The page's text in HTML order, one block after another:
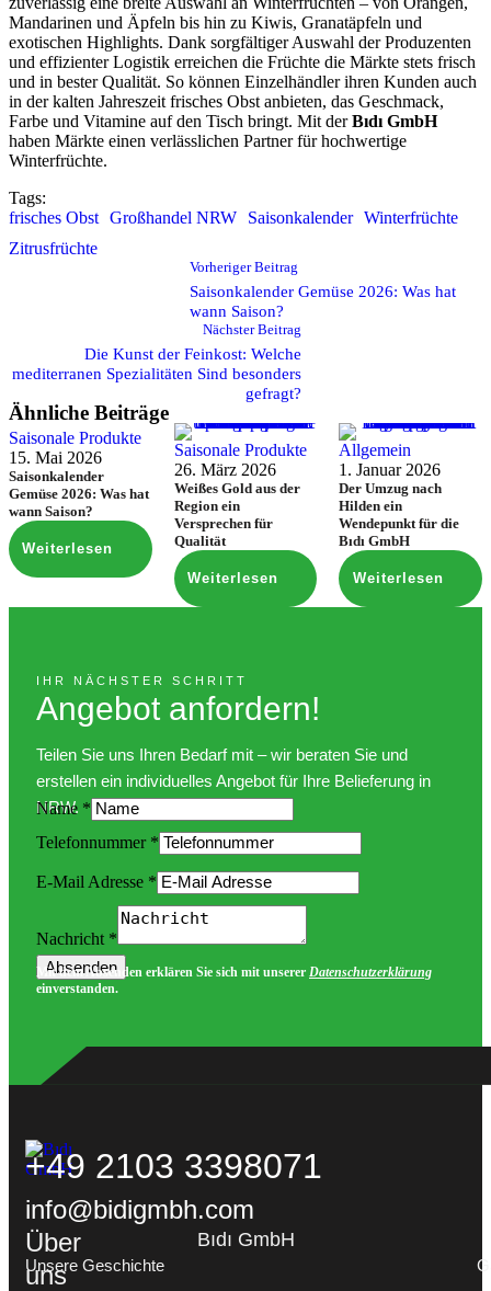
Mandarinen und Äpfeln bis hin zu Kiwis, Granatäpfeln und
exotischen Highlights. Dank sorgfältiger Auswahl der Produzenten
und effizienter Logistik erreichen die Früchte die Märkte stets frisch
und in bester Qualität. So können Einzelhändler ihren Kunden auch
in der kalten Jahreszeit frisches Obst anbieten, das Geschmack,
Farbe und Vitamine auf den Tisch bringt. Mit derBıdı GmbH
haben Märkte einen verlässlichen Partner für hochwertige
Winterfrüchte.
Tags:
frisches Obst Großhandel NRW Saisonkalender Winterfrüchte
Zitrusfrüchte
Vorheriger Beitrag
Saisonkalender Gemüse 2026: Was hat
wann Saison?
Nächster Beitrag
Die Kunst der Feinkost: Welche
mediterranen Spezialitäten Sind besonders
gefragt?
Ähnliche Beiträge
Saisonale Produkte
15. Mai 2026
Saisonkalender
Gemüse 2026: Was hat
wann Saison?
Weiterlesen
Saisonale Produkte
26. März 2026
Weißes Gold aus der
Region ein
Versprechen für
Qualität
Weiterlesen
Allgemein
1. Januar 2026
Der Umzug nach
Hilden ein
Wendepunkt für die
Bıdı GmbH
Weiterlesen
IHR NÄCHSTER SCHRITT
Angebot anfordern!
Teilen Sie uns Ihren Bedarf mit – wir beraten Sie und
erstellen ein individuelles Angebot für Ihre Belieferung in
NRW.
Name *
Telefonnummer *
E-Mail Adresse *
Mail
Telefonnummer
Name
Nachricht *
Absenden
Mit dem Absenden erklären Sie sich mit unserer Datenschutzerklärung
einverstanden.
+49 2103 3398071
info@bidigmbh.com
Über
uns
Bıdı GmbH
Unsere Geschichte